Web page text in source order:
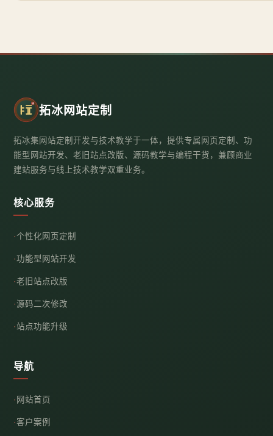
拓冰网站定制
拓冰集网站定制开发与技术教学于一体，提供专属网页定制、功
能型网站开发、老旧站点改版、源码教学与编程干货，兼顾商业
建站服务与线上技术教学双重业务。
核心服务
个性化网页定制
功能型网站开发
老旧站点改版
源码二次修改
站点功能升级
导航
网站首页
客户案例